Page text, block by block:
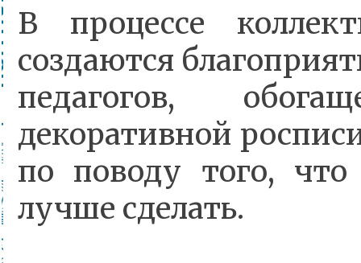
В процессе
создаются
педагогов,
декоративной
по поводу того,
лучше сделать.